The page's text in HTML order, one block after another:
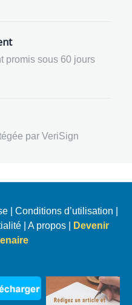
promis sous 60 jours
par VeriSign
| Conditions d’utilisation
| A propos|
Devenir